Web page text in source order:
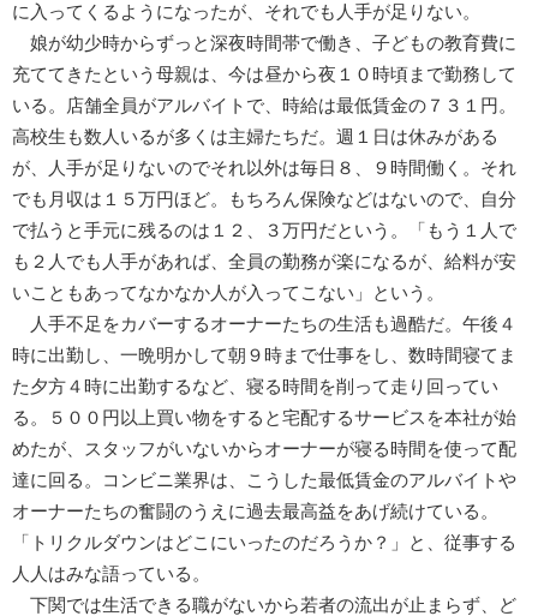
に入ってくるようになったが、それでも人手が足りない。
娘が幼少時からずっと深夜時間帯で働き、子どもの教育費に
充ててきたという母親は、今は昼から夜１０時頃まで勤務して
いる。店舗全員がアルバイトで、時給は最低賃金の７３１円。
高校生も数人いるが多くは主婦たちだ。週１日は休みがある
が、人手が足りないのでそれ以外は毎日８、９時間働く。それ
でも月収は１５万円ほど。もちろん保険などはないので、自分
で払うと手元に残るのは１２、３万円だという。「もう１人で
も２人でも人手があれば、全員の勤務が楽になるが、給料が安
いこともあってなかなか人が入ってこない」という。
人手不足をカバーするオーナーたちの生活も過酷だ。午後４
時に出勤し、一晩明かして朝９時まで仕事をし、数時間寝てま
た夕方４時に出勤するなど、寝る時間を削って走り回ってい
る。５００円以上買い物をすると宅配するサービスを本社が始
めたが、スタッフがいないからオーナーが寝る時間を使って配
達に回る。コンビニ業界は、こうした最低賃金のアルバイトや
オーナーたちの奮闘のうえに過去最高益をあげ続けている。
「トリクルダウンはどこにいったのだろうか？」と、従事する
人人はみな語っている。
下関では生活できる職がないから若者の流出が止まらず、ど